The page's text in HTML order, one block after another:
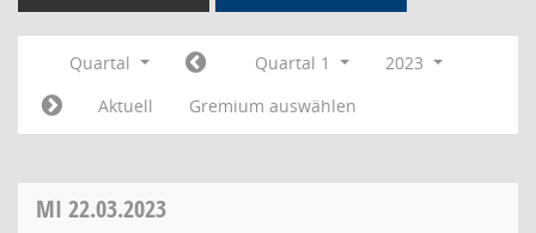
Quartal Quartal 1
2023
Aktuell
Gremium auswählen
MI 22.03.2023